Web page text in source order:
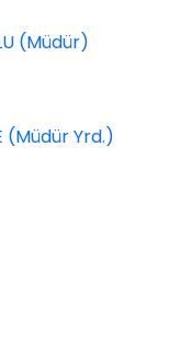
(Müdür)
(Müdür Yrd.)